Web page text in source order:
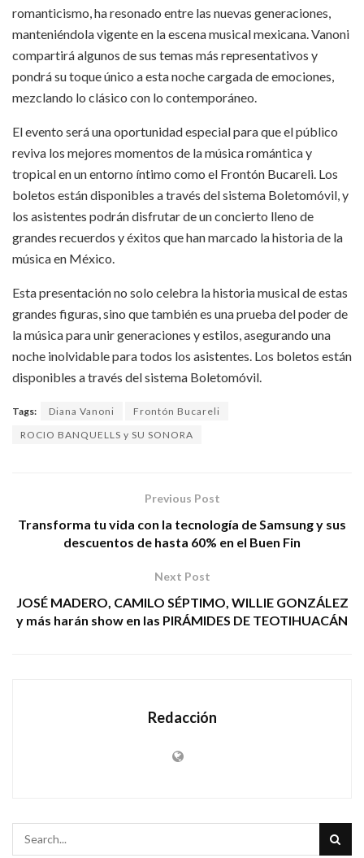
romanticismo, ha resonado entre las nuevas generaciones,
manteniéndola vigente en la escena musical mexicana. Vanoni
compartirá algunos de sus temas más representativos y
pondrá su toque único a esta noche cargada de emociones,
mezclando lo clásico con lo contemporáneo.
El evento será una oportunidad especial para que el público
reviva los mejores momentos de la música romántica y
tropical en un entorno íntimo como el Frontón Bucareli. Los
boletos están disponibles a través del sistema Boletomóvil, y
los asistentes podrán disfrutar de un concierto lleno de
grandes recuerdos y éxitos que han marcado la historia de la
música en México.
Esta presentación no solo celebra la historia musical de estas
grandes figuras, sino que también es una prueba del poder de
la música para unir generaciones y estilos, asegurando una
noche inolvidable para todos los asistentes. Los boletos están
disponibles a través del sistema Boletomóvil.
Tags: Diana Vanoni
Frontón Bucareli
ROCIO BANQUELLS y SU SONORA
Previous Post
Transforma tu vida con la tecnología de Samsung y sus
descuentos de hasta 60% en el Buen Fin
Next Post
JOSÉ MADERO, CAMILO SÉPTIMO, WILLIE GONZÁLEZ
y más harán show en las PIRÁMIDES DE TEOTIHUACÁN
Redacción